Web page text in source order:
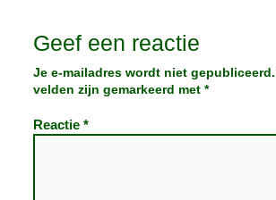
Geef een reactie
Je e-mailadres wordt niet gepubliceerd.
velden zijn gemarkeerd met *
Reactie *